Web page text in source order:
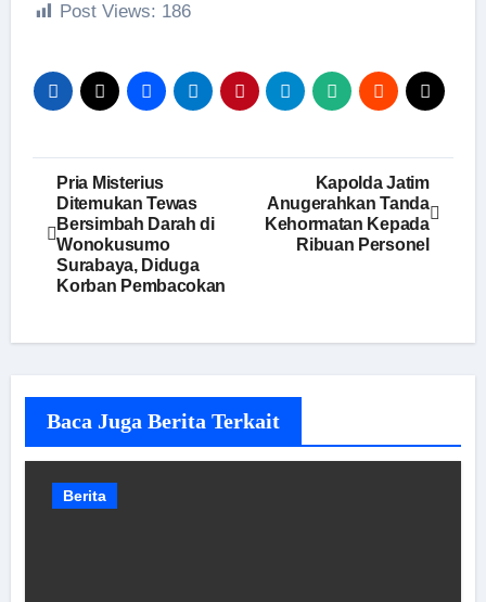
Post Views: 186
Navigasi
pos
Pria Misterius
Ditemukan Tewas
Bersimbah Darah di
Wonokusumo
Surabaya, Diduga
Korban Pembacokan
Kapolda Jatim
Anugerahkan Tanda
Kehormatan Kepada
Ribuan Personel
Baca Juga Berita Terkait
Berita